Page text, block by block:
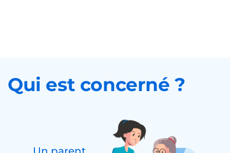
Qui est concerné ?